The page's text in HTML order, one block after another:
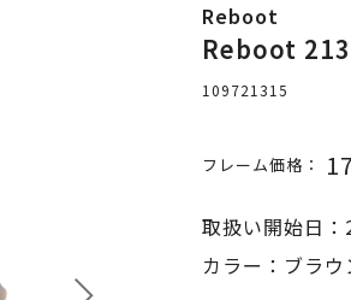
Reboot
Reboot
109721315
フレーム価格：
取扱い開始日
カラー：ブラウ